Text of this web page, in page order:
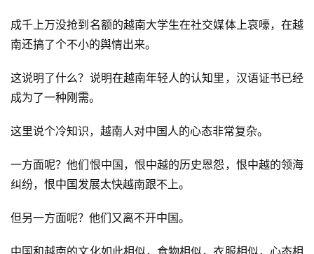
成千上万没抢到名额的越南大学生在社交媒体上哀嚎，在越
南还搞了个不小的舆情出来。
这说明了什么？说明在越南年轻人的认知里，汉语证书已经
成为了一种刚需。
这里说个冷知识，越南人对中国人的心态非常复杂。
一方面呢？他们恨中国，恨中越的历史恩怨，恨中越的领海
纠纷，恨中国发展太快越南跟不上。
但另一方面呢？他们又离不开中国。